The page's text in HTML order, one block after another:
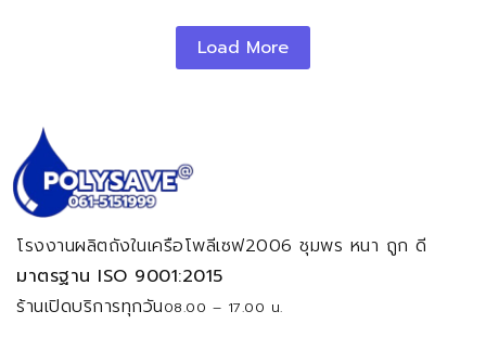
Load More
โรงงานผลิตถังในเครือโพลีเซฟ2006 ชุมพร หนา ถูก ดี
มาตรฐาน ISO 9001:2015
ร้านเปิดบริการทุกวัน08.00 – 17.00 น.